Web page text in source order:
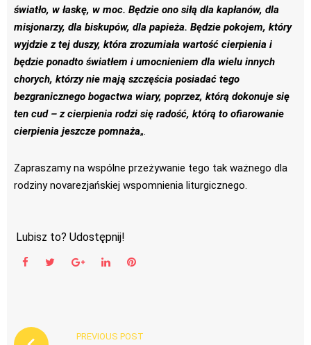
światło, w łaskę, w moc. Będzie ono siłą dla kapłanów, dla
misjonarzy, dla biskupów, dla papieża. Będzie pokojem, który
wyjdzie z tej duszy, która zrozumiała wartość cierpienia i
będzie ponadto światłem i umocnieniem dla wielu innych
chorych, którzy nie mają szczęścia posiadać tego
bezgranicznego bogactwa wiary, poprzez, którą dokonuje się
ten cud – z cierpienia rodzi się radość, którą to ofiarowanie
cierpienia jeszcze pomnaża„.
Zapraszamy na wspólne przeżywanie tego tak ważnego dla
rodziny novarezjańskiej wspomnienia liturgicznego.
Lubisz to? Udostępnij!
PREVIOUS POST